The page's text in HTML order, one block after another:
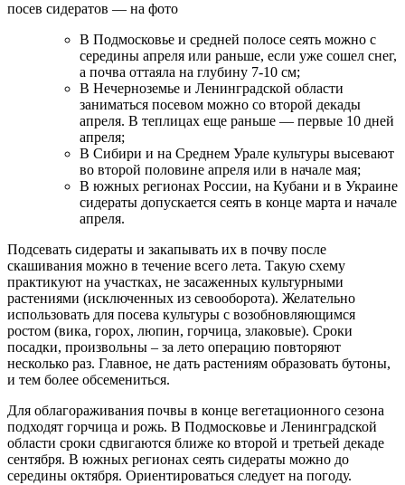
посев сидератов — на фото
В Подмосковье и средней полосе сеять можно с
середины апреля или раньше, если уже сошел снег,
а почва оттаяла на глубину 7-10 см;
В Нечерноземье и Ленинградской области
заниматься посевом можно со второй декады
апреля. В теплицах еще раньше — первые 10 дней
апреля;
В Сибири и на Среднем Урале культуры высевают
во второй половине апреля или в начале мая;
В южных регионах России, на Кубани и в Украине
сидераты допускается сеять в конце марта и начале
апреля.
Подсевать сидераты и закапывать их в почву после
скашивания можно в течение всего лета. Такую схему
практикуют на участках, не засаженных культурными
растениями (исключенных из севооборота). Желательно
использовать для посева культуры с возобновляющимся
ростом (вика, горох, люпин, горчица, злаковые). Сроки
посадки, произвольны – за лето операцию повторяют
несколько раз. Главное, не дать растениям образовать бутоны,
и тем более обсемениться.
Для облагораживания почвы в конце вегетационного сезона
подходят горчица и рожь. В Подмосковье и Ленинградской
области сроки сдвигаются ближе ко второй и третьей декаде
сентября. В южных регионах сеять сидераты можно до
середины октября. Ориентироваться следует на погоду.